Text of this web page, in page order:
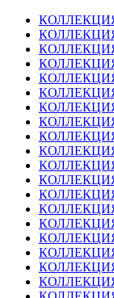
КОЛЛЕКЦИЯ
КОЛЛЕКЦИЯ
КОЛЛЕКЦИЯ
КОЛЛЕКЦИЯ
КОЛЛЕКЦИЯ